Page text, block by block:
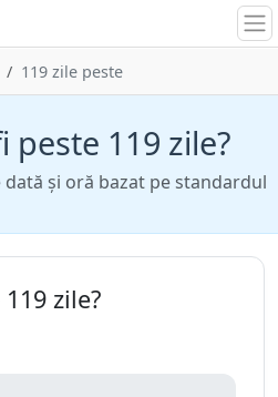
119 zile peste
peste 119 zile?
dată și oră bazat pe standardul
zile?